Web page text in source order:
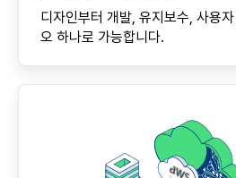
디자인부터 개발, 유지보수, 사용
오 하나로 가능합니다.